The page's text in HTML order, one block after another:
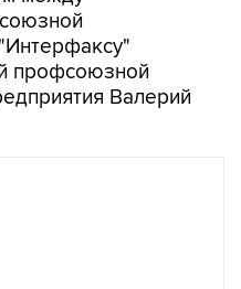
профсоюзной
Валерий